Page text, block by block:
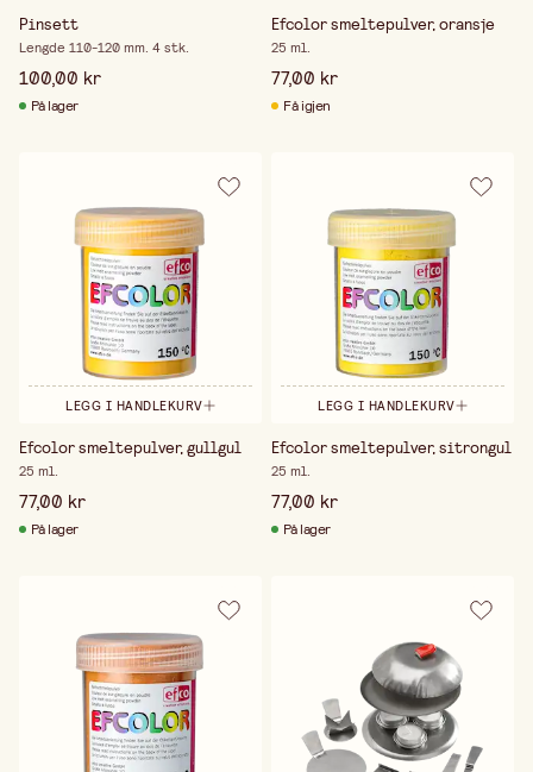
Pinsett
Lengde 110-120 mm. 4 stk.
100,00 kr
På lager
Efcolor smeltepulver, oransje
25 ml.
77,00 kr
Få igjen
LEGG I HANDLEKURV
Efcolor smeltepulver, gullgul
25 ml.
77,00 kr
På lager
LEGG I HANDLEKURV
Efcolor smeltepulver, sitrongul
25 ml.
77,00 kr
På lager